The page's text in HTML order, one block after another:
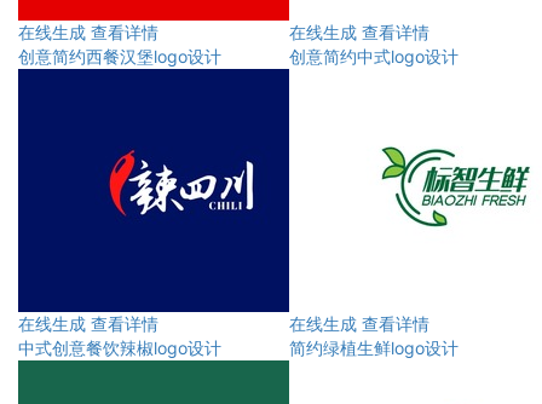
在线生成 查看详情
创意简约西餐汉堡logo设计
在线生成 查看详情
创意简约中式logo设计
在线生成 查看详情
中式创意餐饮辣椒logo设计
在线生成 查看详情
简约绿植生鲜logo设计